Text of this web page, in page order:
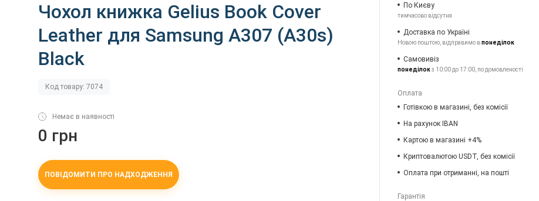
Чохол книжка Gelius Book Cover
Leather для Samsung A307 (A30s)
Black
Код товару: 7074
Немає в наявності
0 грн
ПОВІДОМИТИ ПРО НАДХОДЖЕННЯ
По Києву
тимчасово відсутня
Доставка по Україні
Новою поштою, відправимо впонеділок
Самовивіз
понеділокз 10:00 до 17:00, по домовленості
Оплата
Готівкою в магазині, без комісії
На рахунок IBAN
Картою в магазині +4%
Криптовалютою USDT, без комісії
Оплата при отриманні, на пошті
Гарантія